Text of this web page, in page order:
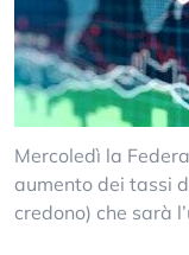
Mercoledì la
aumento dei tassi
credono) che sarà